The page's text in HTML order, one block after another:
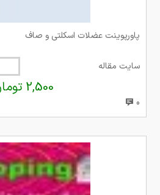
پاورپوینت عضلات اسکلتی و صاف
سایت مقاله
2,500 تومان
0